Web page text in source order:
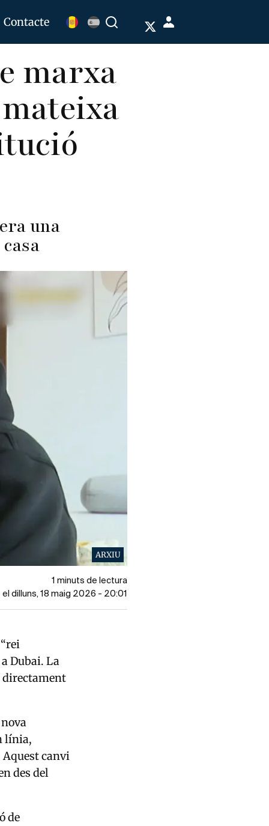
Contacte Buscar Menú
de
marxa
una
ARXIU
1 minuts de lectura
dilluns, 18 maig 2026 - 20:01
Dubai. La
directament
línia,
Aquest canvi
des del
de